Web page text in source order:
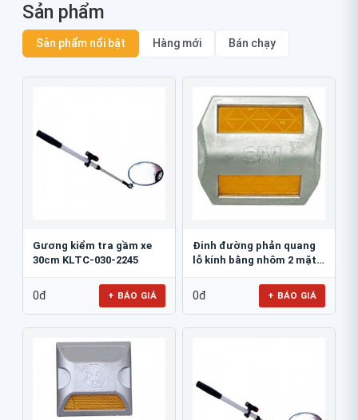
Sản phẩm
Sản phẩm nổi bật Hàng mới Bán chạy
Gương kiểm tra gầm xe
30cm KLTC-030-2245
0đ + BÁO GIÁ
Đinh đường phản quang
lỗ kính bằng nhôm 2 mặt
0đ + BÁO GIÁ